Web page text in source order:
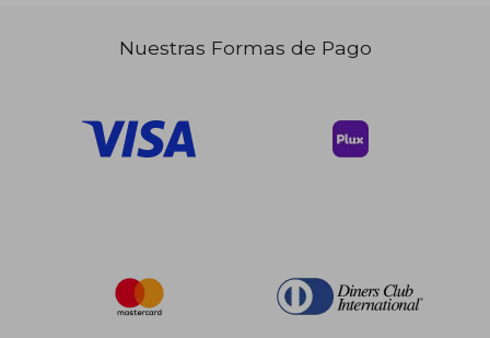
Nuestras Formas de Pago